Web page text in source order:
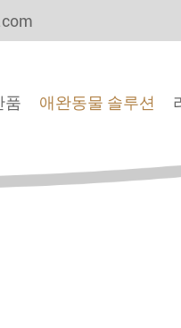
품 애완동물 솔루션